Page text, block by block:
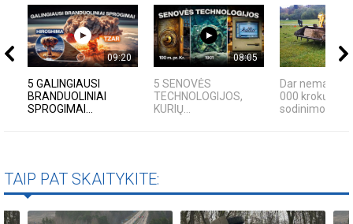
09:20
5 GALINGIAUSI
BRANDUOLINIAI
SPROGIMAI...
08:05
5 SENOVĖS
TECHNOLOGIJOS,
KURIŲ...
Dar
000 krokų
sodinimo
TAIP PAT SKAITYKITE: